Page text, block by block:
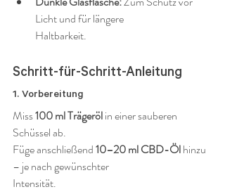
Licht und für längere
Haltbarkeit.
Schritt-für-Schritt-Anleitung
1. Vorbereitung
Miss 100 ml Trägeröl in einer sauberen
Schüssel ab.
Füge anschließend 10–20 ml CBD-Öl hinzu
– je nach gewünschter
Intensität.